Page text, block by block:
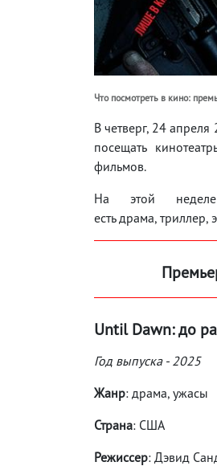
Что посмотреть в кино:
В четверг, 24
посещать
фильмов.
На этой
есть драма,
Until Dawn: до
Год выпуска - 2025
Жанр: драма, ужасы
Страна: США
Режиссер: Дэвид